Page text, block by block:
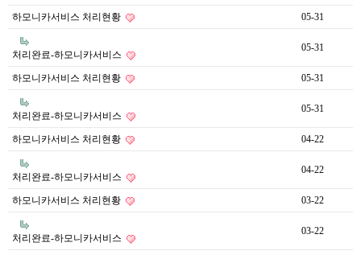
하모니카서비스 처리현황 05-31
처리완료-하모니카서비스
05-31
하모니카서비스 처리현황 05-31
처리완료-하모니카서비스
05-31
하모니카서비스 처리현황 04-22
처리완료-하모니카서비스
04-22
하모니카서비스 처리현황 03-22
처리완료-하모니카서비스
03-22